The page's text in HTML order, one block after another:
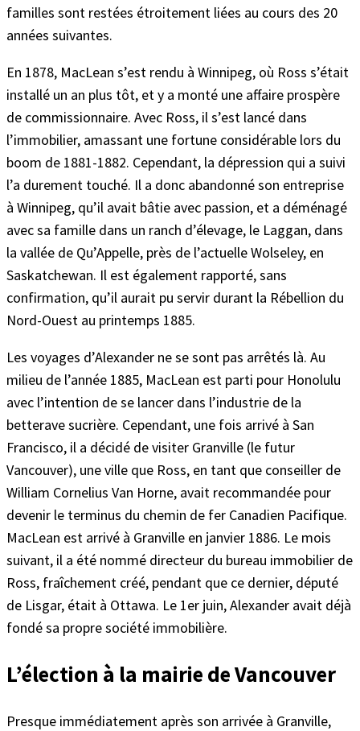
familles sont restées étroitement liées au cours des 20
années suivantes.
En 1878, MacLean s’est rendu à Winnipeg, où Ross s’était
installé un an plus tôt, et y a monté une affaire prospère
de commissionnaire. Avec Ross, il s’est lancé dans
l’immobilier, amassant une fortune considérable lors du
boom de 1881-1882. Cependant, la dépression qui a suivi
l’a durement touché. Il a donc abandonné son entreprise
à Winnipeg, qu’il avait bâtie avec passion, et a déménagé
avec sa famille dans un ranch d’élevage, le Laggan, dans
la vallée de Qu’Appelle, près de l’actuelle Wolseley, en
Saskatchewan. Il est également rapporté, sans
confirmation, qu’il aurait pu servir durant la Rébellion du
Nord-Ouest au printemps 1885.
Les voyages d’Alexander ne se sont pas arrêtés là. Au
milieu de l’année 1885, MacLean est parti pour Honolulu
avec l’intention de se lancer dans l’industrie de la
betterave sucrière. Cependant, une fois arrivé à San
Francisco, il a décidé de visiter Granville (le futur
Vancouver), une ville que Ross, en tant que conseiller de
William Cornelius Van Horne, avait recommandée pour
devenir le terminus du chemin de fer Canadien Pacifique.
MacLean est arrivé à Granville en janvier 1886. Le mois
suivant, il a été nommé directeur du bureau immobilier de
Ross, fraîchement créé, pendant que ce dernier, député
de Lisgar, était à Ottawa. Le 1er juin, Alexander avait déjà
fondé sa propre société immobilière.
L’élection à la mairie de Vancouver
Presque immédiatement après son arrivée à Granville,